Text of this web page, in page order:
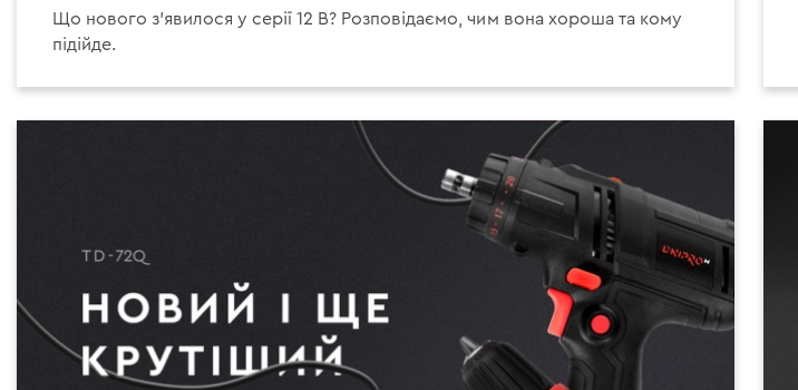
Що нового з’явилося у серії 12 В? Розповідаємо, чим вона хороша та кому
підійде.